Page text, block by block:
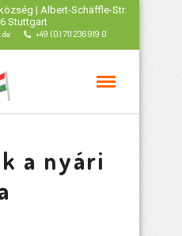
| Albert-Schäffle-Str.
Stuttgart
+49 (0) 711 236 919 0
a nyári